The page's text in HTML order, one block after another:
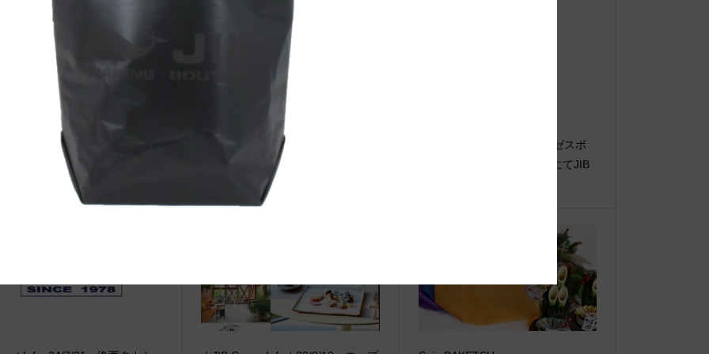
体アワード Bronze受賞
☆JIB Group Info☆20/9/28~【重
要】JIB本店・船坂店限定カラーオ
ーダーサービス休止...
●Event Info●19/12/3～グンゼスポ
ーツ富山レガートスクエアにてJIB